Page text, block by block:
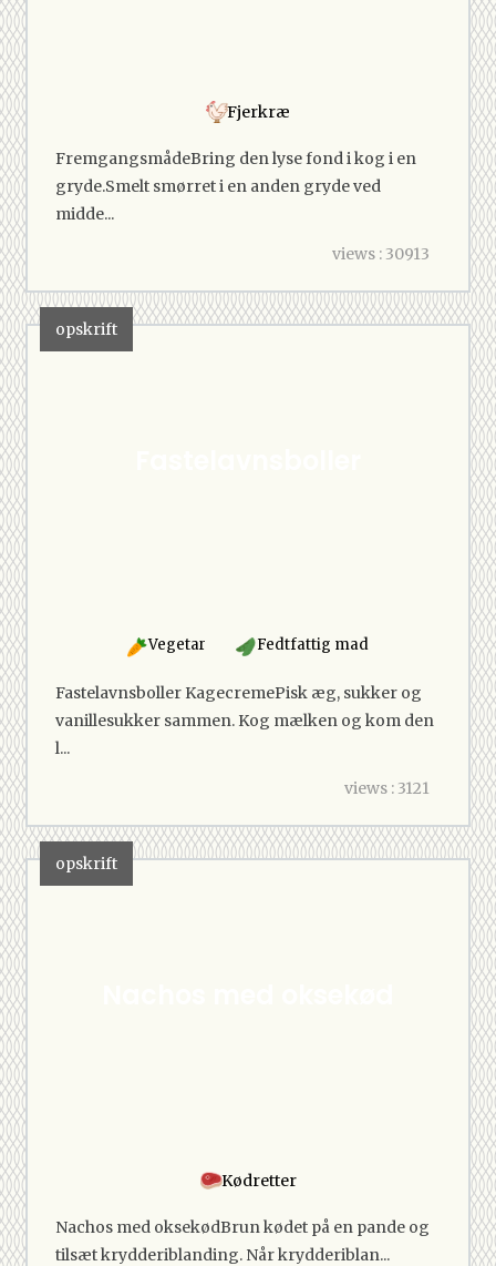
Fjerkræ
FremgangsmådeBring den lyse fond i kog i en
gryde.Smelt smørret i en anden gryde ved
midde...
views : 30913
opskrift
Vegetar Fedtfattig mad
Fastelavnsboller KagecremePisk æg, sukker og
vanillesukker sammen. Kog mælken og kom den
l...
views : 3121
opskrift
Kødretter
Nachos med oksekødBrun kødet på en pande og
tilsæt krydderiblanding. Når krydderiblan...